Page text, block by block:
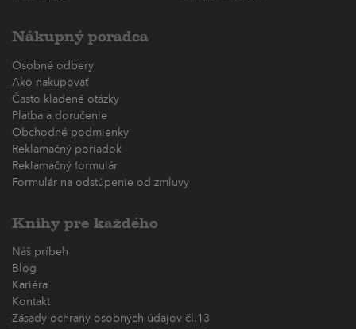
Nákupný poradca
Osobné odbery
Ako nakupovať
Často kladené otázky
Platba a doručenie
Obchodné podmienky
Reklamačný poriadok
Reklamačný formulár
Formulár na odstúpenie od zmluvy
Knihy pre každého
Náš príbeh
Blog
Kariéra
Kontakt
Zásady ochrany osobných údajov čl.13